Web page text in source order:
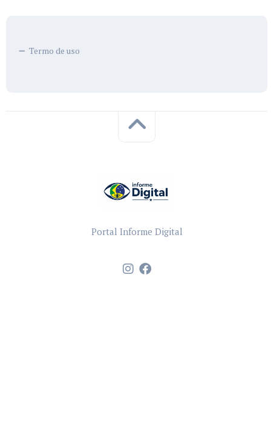
Termo de uso
Portal Informe Digital